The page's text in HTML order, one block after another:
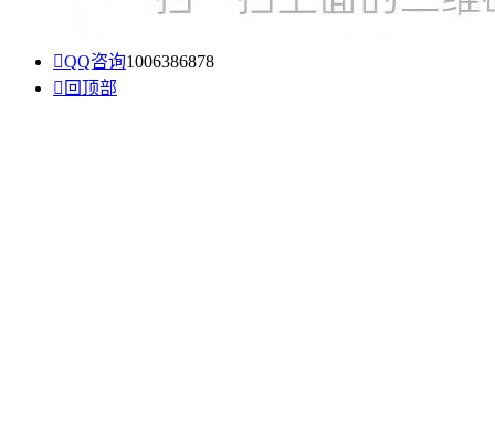
QQ咨询1006386878
 回顶部